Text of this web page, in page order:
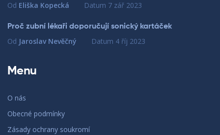
Od Eliška Kopecká Datum 7 zář 2023
Proč zubní lékaři doporučují sonický kartáček
Od Jaroslav Nevěčný Datum 4 říj 2023
Menu
O nás
Obecné podmínky
Zásady ochrany soukromí